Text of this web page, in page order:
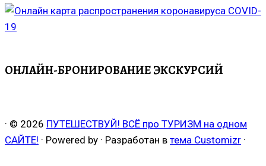
ОНЛАЙН-БРОНИРОВАНИЕ ЭКСКУРСИЙ
· © 2026 ПУТЕШЕСТВУЙ! ВСЁ про ТУРИЗМ на одном
САЙТЕ! · Powered by · Разработан в тема Customizr ·